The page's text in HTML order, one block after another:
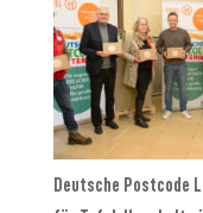
Deutsche